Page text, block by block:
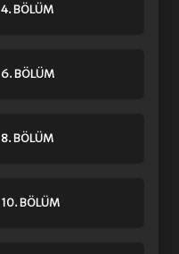
4. BÖLÜM
6. BÖLÜM
8. BÖLÜM
10. BÖLÜM